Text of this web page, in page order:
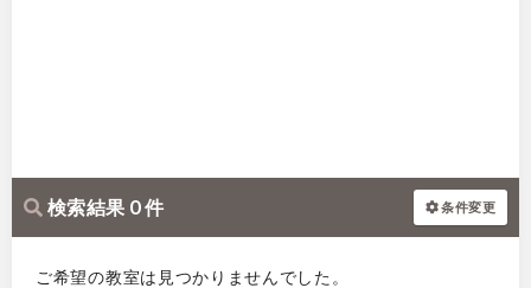
検索結果 0 件 条件変更
ご希望の教室は見つかりませんでした。